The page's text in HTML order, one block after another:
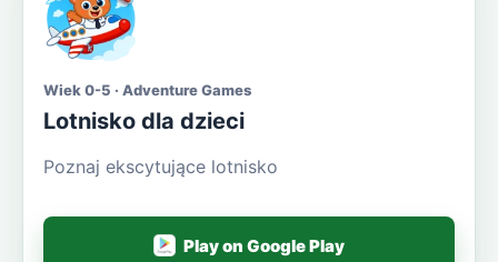
Wiek 0-5 · Adventure Games
Lotnisko dla dzieci
Poznaj ekscytujące lotnisko
Play on Google Play